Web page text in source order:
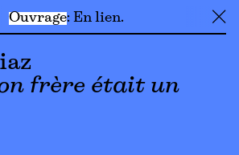
Ouvrage En lien ╳
frère était un